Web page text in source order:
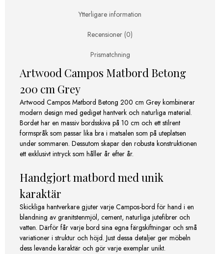
Ytterligare information
Recensioner (0)
Prismatchning
Artwood Campos Matbord Betong
200 cm Grey
Artwood Campos Matbord Betong 200 cm Grey kombinerar
modern design med gediget hantverk och naturliga material.
Bordet har en massiv bordsskiva på 10 cm och ett stilrent
formspråk som passar lika bra i matsalen som på uteplatsen
under sommaren. Dessutom skapar den robusta konstruktionen
ett exklusivt intryck som håller år efter år.
Handgjort matbord med unik
karaktär
Skickliga hantverkare gjuter varje Campos-bord för hand i en
blandning av granitstenmjöl, cement, naturliga jutefibrer och
vatten. Därför får varje bord sina egna färgskiftningar och små
variationer i struktur och höjd. Just dessa detaljer ger möbeln
dess levande karaktär och gör varje exemplar unikt.